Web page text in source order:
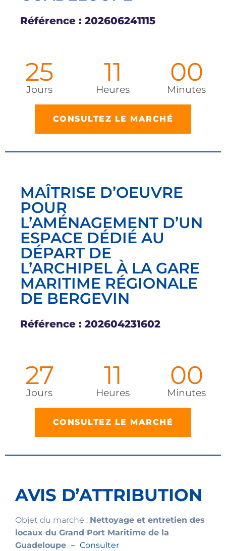
Référence : 202606241115
25
Jours
11
Heures
00
Minutes
CONSULTEZ LE MARCHÉ
MAÎTRISE D’OEUVRE
POUR
L’AMÉNAGEMENT D’UN
ESPACE DÉDIÉ AU
DÉPART DE
L’ARCHIPEL À LA GARE
MARITIME RÉGIONALE
DE BERGEVIN
Référence : 202604231602
27
Jours
11
Heures
00
Minutes
CONSULTEZ LE MARCHÉ
AVIS D’ATTRIBUTION
Objet du marché : Nettoyage et entretien des
locaux du Grand Port Maritime de la
Guadeloupe – Consulter